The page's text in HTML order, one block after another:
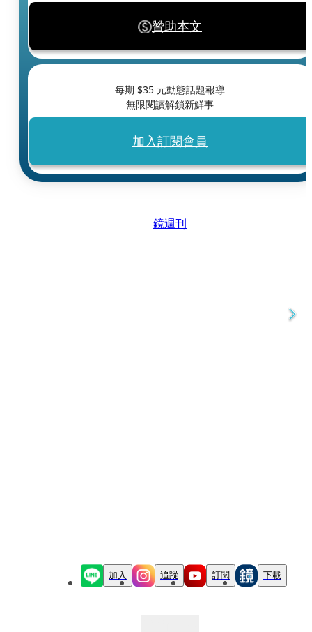
贊助本文
每期 $35 元動態話題報導
無限閱讀解鎖新鮮事
加入訂閱會員
鏡週刊
加入 追蹤 訂閱 下載